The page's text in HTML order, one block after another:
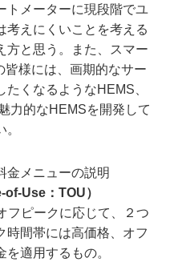
トメーターに現段階でユ
考えにくいことを考える
方と思う。また、スマー
皆様には、画期的なサー
くなるようなHEMS、
力的なHEMSを開発して
金メニューの説明
of-Use：TOU）
フピークに応じて、２つ
時間帯には高価格、オフ
適用するもの。